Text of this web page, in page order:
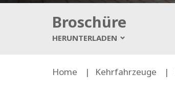
Broschüre
HERUNTERLADEN
Home Kehrfahrzeuge